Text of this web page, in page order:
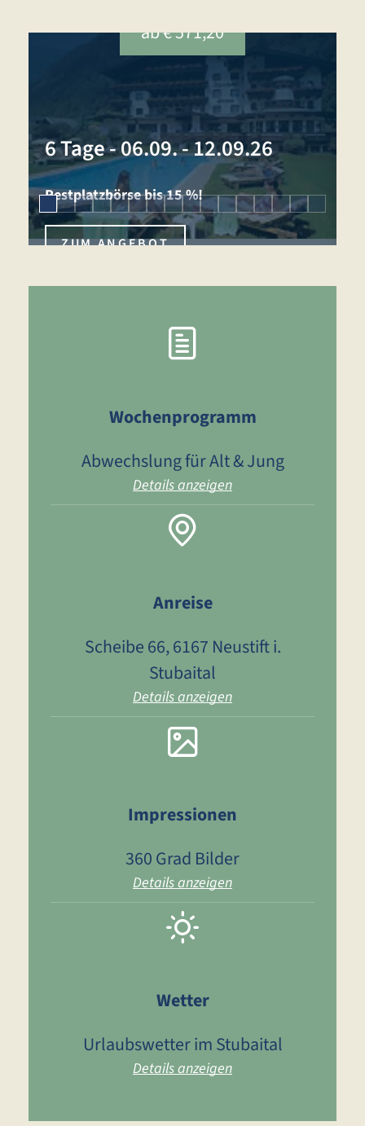
ab € 571,20
6 Tage-06.09. - 12.09.26
Restplatzbörse bis 15 %!
ZUM ANGEBOT
Wochenprogramm
Abwechslung für Alt & Jung
Details anzeigen
Anreise
Scheibe 66, 6167 Neustift i.
Stubaital
Details anzeigen
Impressionen
360 Grad Bilder
Details anzeigen
Wetter
Urlaubswetter im Stubaital
Details anzeigen